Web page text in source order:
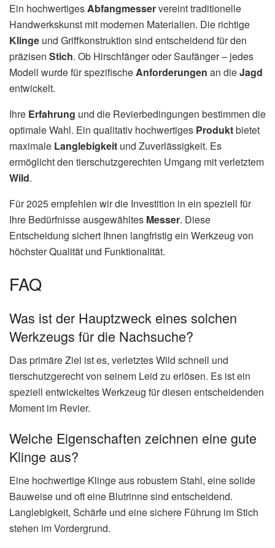
Ein hochwertiges Abfangmesservereint traditionelle
Handwerkskunst mit modernen Materialien. Die richtige
Klinge und Griffkonstruktion sind entscheidend für den
präzisen Stich. Ob Hirschfänger oder Saufänger – jedes
Modell wurde für spezifische Anforderungen an dieJagd
entwickelt.
Ihre Erfahrung und die Revierbedingungen bestimmen die
optimale Wahl. Ein qualitativ hochwertiges Produktbietet
maximale Langlebigkeit und Zuverlässigkeit. Es
ermöglicht den tierschutzgerechten Umgang mit verletztem
Wild.
Für 2025 empfehlen wir die Investition in ein speziell für
Ihre Bedürfnisse ausgewähltes Messer. Diese
Entscheidung sichert Ihnen langfristig ein Werkzeug von
höchster Qualität und Funktionalität.
FAQ
Was ist der Hauptzweck eines solchen
Werkzeugs für die Nachsuche?
Das primäre Ziel ist es, verletztes Wild schnell und
tierschutzgerecht von seinem Leid zu erlösen. Es ist ein
speziell entwickeltes Werkzeug für diesen entscheidenden
Moment im Revier.
Welche Eigenschaften zeichnen eine gute
Klinge aus?
Eine hochwertige Klinge aus robustem Stahl, eine solide
Bauweise und oft eine Blutrinne sind entscheidend.
Langlebigkeit, Schärfe und eine sichere Führung im Stich
stehen im Vordergrund.